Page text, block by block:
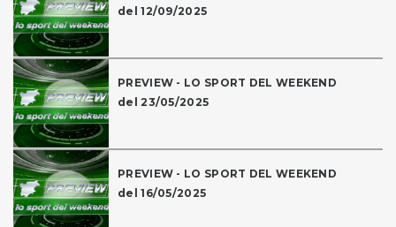
del 12/09/2025
PREVIEW - LO SPORT DEL WEEKEND
del 23/05/2025
PREVIEW - LO SPORT DEL WEEKEND
del 16/05/2025